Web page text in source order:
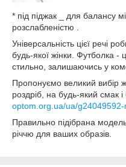
* під піджак _ для балансу
розслабленістю .
Універсальність цієї речі
будь-якої жінки. Футболка -
стильно, залишаючись у
Пропонуємо великий вибір
роздріб, на будь-який смак
optom.org.ua/ua/
Правильно підібрана
річчю для ваших образів.